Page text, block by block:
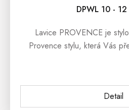
DPWL 10 -
Detail
Lavice PROVENCE je
Provence stylu, která Vás
PROVENCE je vyrobena z